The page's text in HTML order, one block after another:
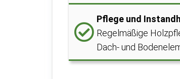
Pflege und
Regelmäßige
Dach- und